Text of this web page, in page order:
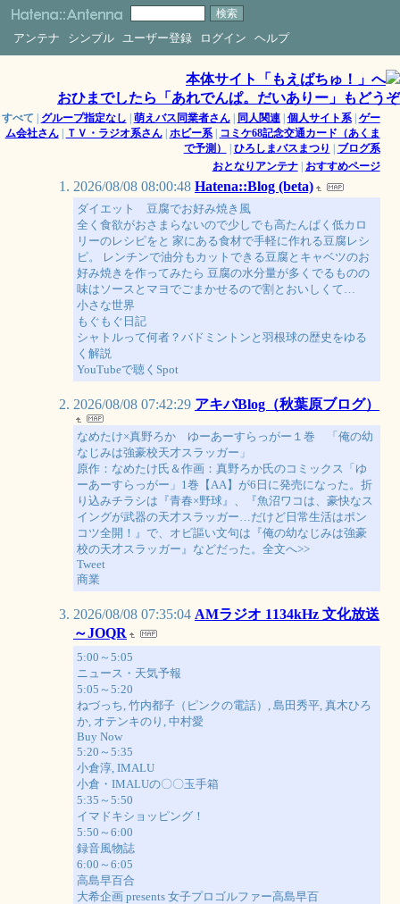
アンテナ シンプル ユーザー登録 ログイン ヘルプ
本体サイト「もえばちゅ！」へ
おひまでしたら「あれでんぱ。だいありー」もどうぞ
すべて | グループ指定なし | 萌えバス同業者さん| 同人関連| 個人サイト系| ゲー
ム会社さん| ＴＶ・ラジオ系さん| ホビー系| コミケ68記念交通カード（あくま
で予測）
| ひろしまバスまつり | ブログ系
おとなりアンテナ| おすすめページ
2026/08/08 08:00:48 Hatena::Blog (beta)
ダイエット 豆腐でお好み焼き風
全く食欲がおさまらないので少しでも高たんぱく低カロ
リーのレシピをと 家にある食材で手軽に作れる豆腐レシ
ピ。 レンチンで油分もカットできる豆腐とキャベツのお
好み焼きを作ってみたら 豆腐の水分量が多くでるものの
味はソースとマヨでごまかせるので割とおいしくて…
小さな世界
もぐもぐ日記
シャトルって何者？バドミントンと羽根球の歴史をゆる
く解説
YouTubeで聴くSpot
2026/08/08 07:42:29 アキバBlog（秋葉原ブログ）
なめたけ×真野ろか ゆーあーすらっがー１巻 「俺の幼
なじみは強豪校天才スラッガー」
原作：なめたけ氏＆作画：真野ろか氏のコミックス「ゆ
ーあーすらっがー」1巻【AA】が6日に発売になった。折
り込みチラシは『青春×野球』、『魚沼ワコは、豪快なス
イングが武器の天才スラッガー…だけど日常生活はポン
コツ全開！』で、オビ謳い文句は『俺の幼なじみは強豪
校の天才スラッガー』などだった。全文へ>>
Tweet
商業
2026/08/08 07:35:04 AMラジオ 1134kHz 文化放送
～JOQR
5:00～5:05
ニュース・天気予報
5:05～5:20
ねづっち, 竹内都子（ピンクの電話）, 島田秀平, 真木ひろ
か, オテンキのり, 中村愛
Buy Now
5:20～5:35
小倉淳, IMALU
小倉・IMALUの〇〇玉手箱
5:35～5:50
イマドキショッピング！
5:50～6:00
録音風物誌
6:00～6:05
高島早百合
大希企画 presents 女子プロゴルファー高島早百